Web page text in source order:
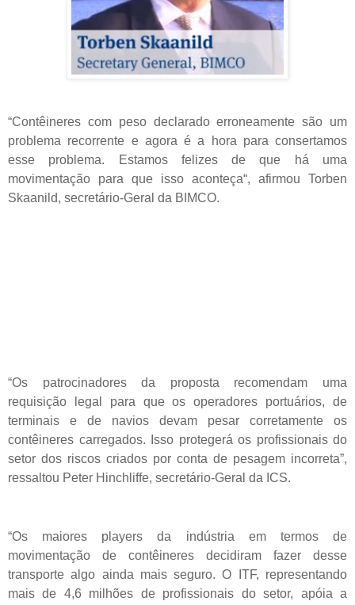
“Contêineres com peso declarado erroneamente são um
problema recorrente e agora é a hora para consertamos
esse problema. Estamos felizes de que há uma
movimentação para que isso aconteça“, afirmou Torben
Skaanild, secretário-Geral da BIMCO.
“Os patrocinadores da proposta recomendam uma
requisição legal para que os operadores portuários, de
terminais e de navios devam pesar corretamente os
contêineres carregados. Isso protegerá os profissionais do
setor dos riscos criados por conta de pesagem incorreta”,
ressaltou Peter Hinchliffe, secretário-Geral da ICS.
“Os maiores players da indústria em termos de
movimentação de contêineres decidiram fazer desse
transporte algo ainda mais seguro. O ITF, representando
mais de 4,6 milhões de profissionais do setor, apóia a